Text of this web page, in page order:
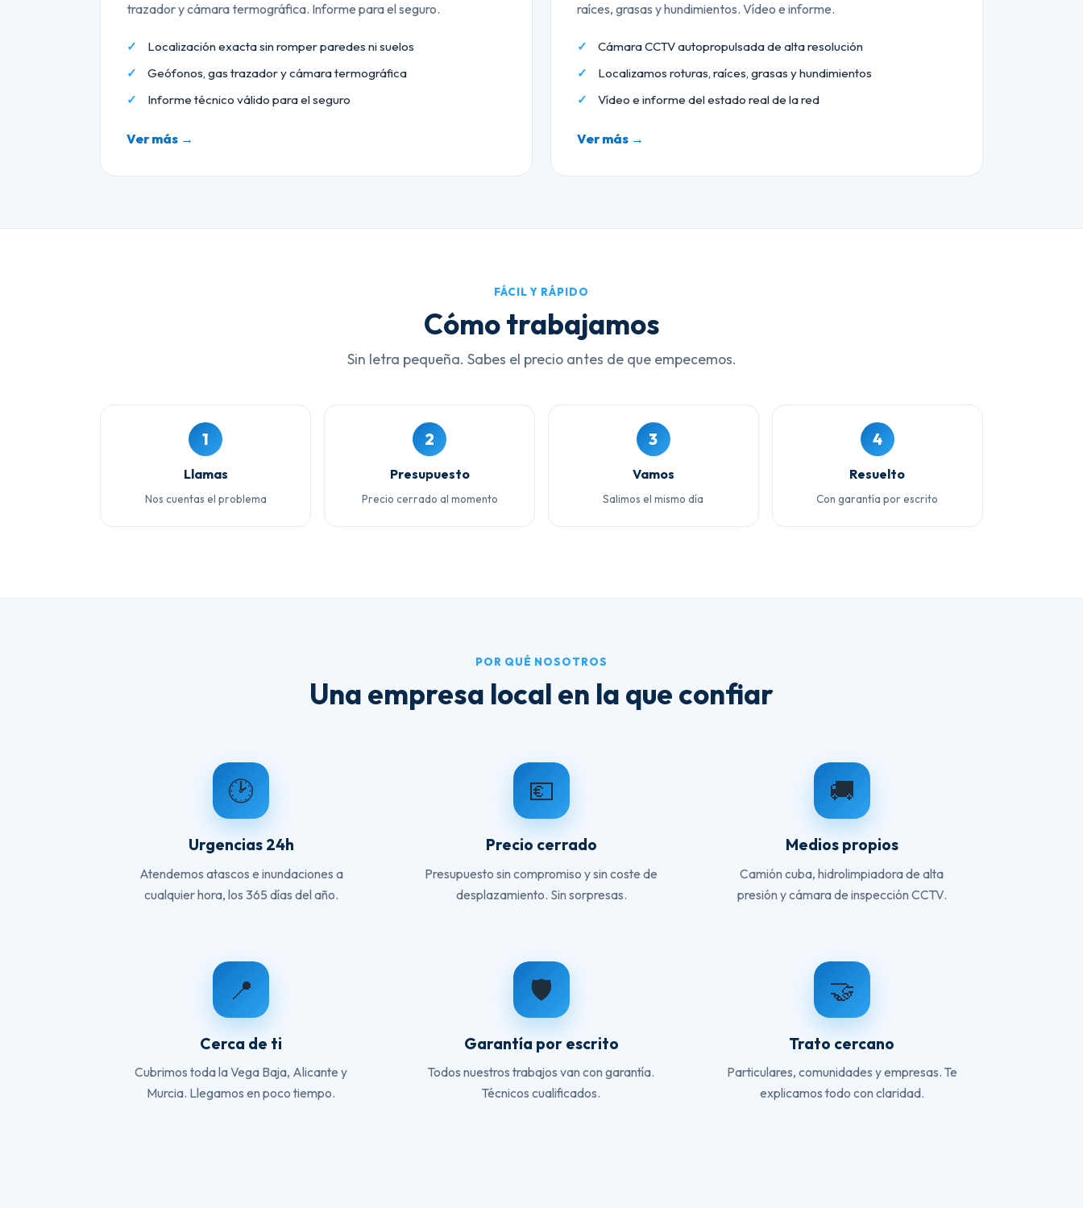
trazador y cámara termográfica. Informe para el seguro.
Localización exacta sin romper paredes ni suelos
Geófonos, gas trazador y cámara termográfica
Informe técnico válido para el seguro
Ver más →
raíces, grasas y hundimientos. Vídeo e informe.
Cámara CCTV autopropulsada de alta resolución
Localizamos roturas, raíces, grasas y hundimientos
Vídeo e informe del estado real de la red
Ver más →
FÁCIL Y RÁPIDO
Cómo trabajamos
Sin letra pequeña. Sabes el precio antes de que empecemos.
1
Llamas
Nos cuentas el problema
2
Presupuesto
Precio cerrado al momento
3
Vamos
Salimos el mismo día
4
Resuelto
Con garantía por escrito
POR QUÉ NOSOTROS
Una empresa local en la que confiar
🕑
Urgencias 24h
Atendemos atascos e inundaciones a
cualquier hora, los 365 días del año.
💶
Precio cerrado
Presupuesto sin compromiso y sin coste de
desplazamiento. Sin sorpresas.
🚚
Medios propios
Camión cuba, hidrolimpiadora de alta
presión y cámara de inspección CCTV.
📍
Cerca de ti
Cubrimos toda la Vega Baja, Alicante y
Murcia. Llegamos en poco tiempo.
🛡️
Garantía por escrito
Todos nuestros trabajos van con garantía.
Técnicos cualificados.
🤝
Trato cercano
Particulares, comunidades y empresas. Te
explicamos todo con claridad.